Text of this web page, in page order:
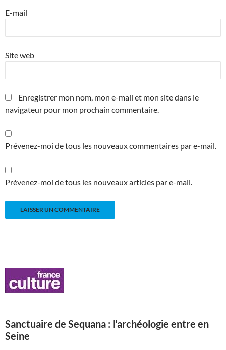
E-mail
Site web
Enregistrer mon nom, mon e-mail et mon site dans le
navigateur pour mon prochain commentaire.
Prévenez-moi de tous les nouveaux commentaires par e-mail.
Prévenez-moi de tous les nouveaux articles par e-mail.
Sanctuaire de Sequana : l'archéologie entre en
Seine